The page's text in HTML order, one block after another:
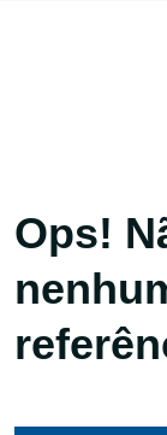
Ops!